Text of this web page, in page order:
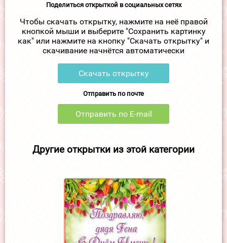
Поделиться открыткой в социальных сетях
Чтобы скачать открытку, нажмите на неё правой
кнопкой мыши и выберите "Сохранить картинку
как" или нажмите на кнопку "Скачать открытку" и
скачивание начнётся автоматически
Скачать открытку
Отправить по почте
Отправить по E-mail
Другие открытки из этой категории